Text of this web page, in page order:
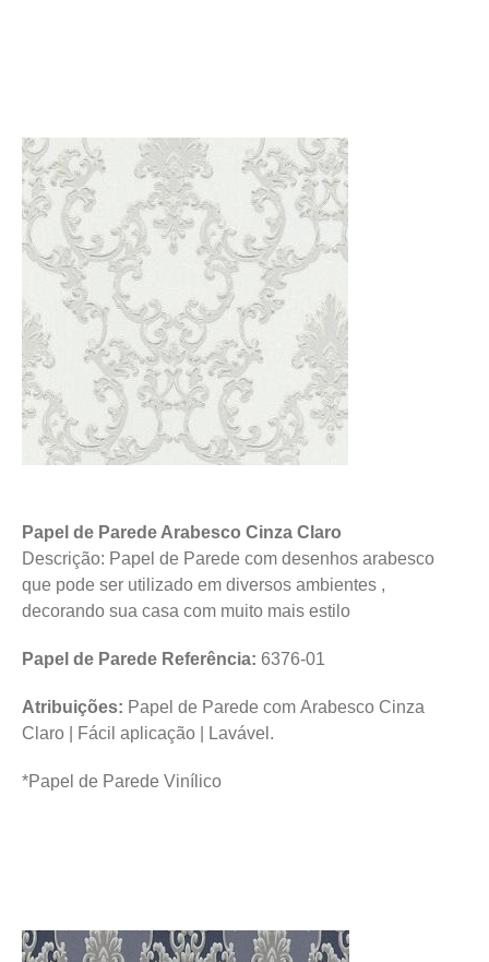
Papel de Parede Arabesco Cinza Claro
Descrição: Papel de Parede com desenhos arabesco
que pode ser utilizado em diversos ambientes ,
decorando sua casa com muito mais estilo
Papel de Parede Referência: 6376-01
Atribuições: Papel de Parede com Arabesco Cinza
Claro | Fácil aplicação | Lavável.
*Papel de Parede Vinílico